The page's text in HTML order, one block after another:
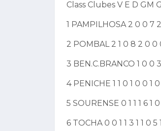
Class Clubes V E D GM
1 PAMPILHOSA 2 0 0 7
2 POMBAL 2 1 0 8 2 0 0
3 BEN.C.BRANCO 1 0 0
4 PENICHE 1 1 0 1 0 0 1 0
5 SOURENSE 0 1 1 1 6 1
6 TOCHA 0 0 1 1 3 1 1 0 5